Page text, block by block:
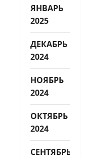
ЯНВАРЬ
2025
ДЕКАБРЬ
2024
НОЯБРЬ
2024
ОКТЯБРЬ
2024
СЕНТЯБРЬ